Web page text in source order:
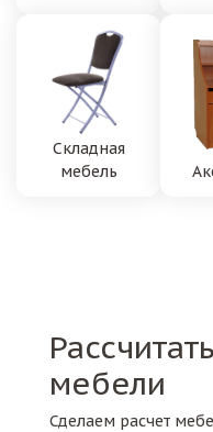
Складная
мебель
мебели
Сделаем расчет